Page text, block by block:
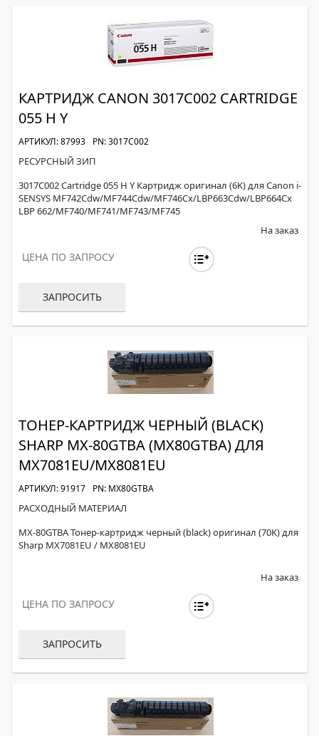
КАРТРИДЖ CANON 3017C002 CARTRIDGE
055 H Y
АРТИКУЛ: 87993 PN: 3017C002
РЕСУРСНЫЙ ЗИП
3017C002 Cartridge 055 H Y Картридж оригинал (6K) для Canon i-
SENSYS MF742Cdw/MF744Cdw/MF746Cx/LBP663Cdw/LBP664Cx
LBP 662/MF740/MF741/MF743/MF745
На заказ
ЦЕНА ПО ЗАПРОСУ
ЗАПРОСИТЬ
ТОНЕР-КАРТРИДЖ ЧЕРНЫЙ (BLACK)
SHARP MX-80GTBA (MX80GTBA) ДЛЯ
MX7081EU/MX8081EU
АРТИКУЛ: 91917 PN: MX80GTBA
РАСХОДНЫЙ МАТЕРИАЛ
MX-80GTBA Тонер-картридж черный (black) оригинал (70K) для
Sharp MX7081EU / MX8081EU
На заказ
ЦЕНА ПО ЗАПРОСУ
ЗАПРОСИТЬ